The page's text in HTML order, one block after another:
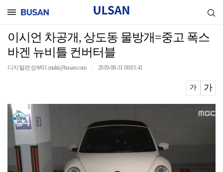
이시언 차공개, 상도동 물방개=중고 폭스
바겐 뉴비틀 컨버터블
디지털편성부01 multi@busan.com 2019-08-31 08:01:41
가 가